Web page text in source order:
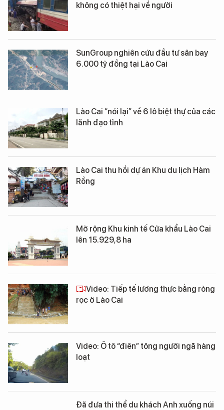
không có thiệt hại về người
SunGroup nghiên cứu đầu tư sân bay
6.000 tỷ đồng tại Lào Cai
Lào Cai “nói lại” về 6 lô biệt thự của các
lãnh đạo tỉnh
Lào Cai thu hồi dự án Khu du lịch Hàm
Rồng
Mở rộng Khu kinh tế Cửa khẩu Lào Cai
lên 15.929,8 ha
Video: Tiếp tế lương thực bằng ròng
rọc ở Lào Cai
Video: Ô tô “điên” tông người ngã hàng
loạt
Đã đưa thi thể du khách Anh xuống núi